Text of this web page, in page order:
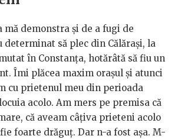
mă demonstra și de a fugi de
determinat să plec din Călărași, la
în Constanța, hotărâtă să fiu un
Îmi plăcea maxim orașul și atunci
cu prietenul meu din perioada
acolo. Am mers pe premisa că
că aveam câțiva prieteni acolo
foarte drăguț. Dar n-a fost așa. M-